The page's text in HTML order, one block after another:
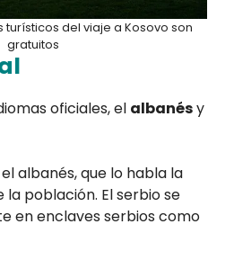
turísticos del viaje a Kosovo son
gratuitos
oficiales, el albanésy
albanés, que lo habla la
población. El serbio se
en enclaves serbios como